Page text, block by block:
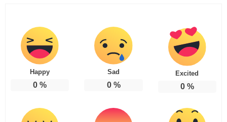
Happy
0 %
Sad
0%
Excited
0%